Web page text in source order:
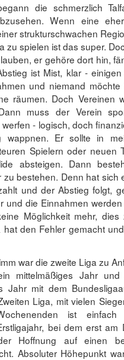
die schmerzlich
Wenn eine
strukturschwachen
zu spielen ist das super.
er gehöre dort hin,
ist Mist, klar -
und niemand möchte
räumen. Doch Vereinen
muss der Verein
- logisch, doch
wappnen. Er sollte in
Spielern oder neuen
absteigen. Dann
zu bestehen. Denn hat sich
und der Abstieg folgt,
und die Einnahmen
Möglichkeit mehr, dies
hat den Fehler gemacht
war die zweite Liga zu
mittelmäßiges Jahr und
Jahr mit dem
Liga, mit vielen
ist
bei dem erst am
Hoffnung auf einen
Absoluter Höhepunkt